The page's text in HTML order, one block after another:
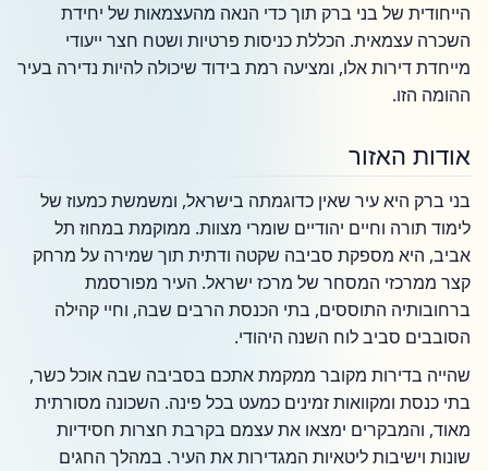
הייחודית של בני ברק תוך כדי הנאה מהעצמאות של יחידת
השכרה עצמאית. הכללת כניסות פרטיות ושטח חצר ייעודי
מייחדת דירות אלו, ומציעה רמת בידוד שיכולה להיות נדירה בעיר
ההומה הזו.
אודות האזור
בני ברק היא עיר שאין כדוגמתה בישראל, ומשמשת כמעוז של
לימוד תורה וחיים יהודיים שומרי מצוות. ממוקמת במחוז תל
אביב, היא מספקת סביבה שקטה ודתית תוך שמירה על מרחק
קצר ממרכזי המסחר של מרכז ישראל. העיר מפורסמת
ברחובותיה התוססים, בתי הכנסת הרבים שבה, וחיי קהילה
הסובבים סביב לוח השנה היהודי.
שהייה בדירות מקובר ממקמת אתכם בסביבה שבה אוכל כשר,
בתי כנסת ומקוואות זמינים כמעט בכל פינה. השכונה מסורתית
מאוד, והמבקרים ימצאו את עצמם בקרבת חצרות חסידיות
שונות וישיבות ליטאיות המגדירות את העיר. במהלך החגים